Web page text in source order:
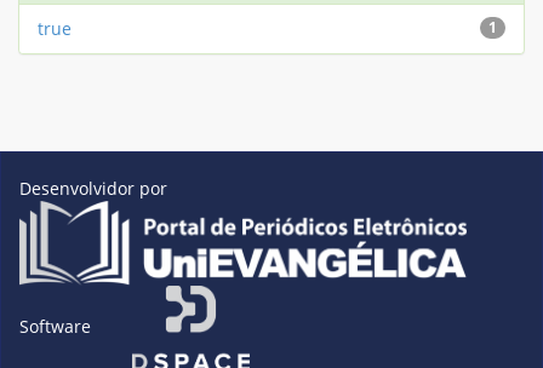
1
true
Desenvolvidor por
Software